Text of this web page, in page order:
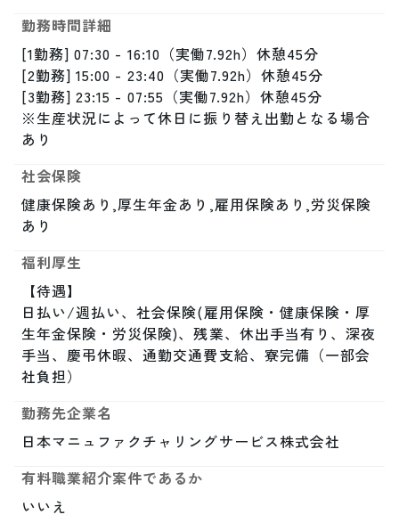
勤務時間詳細
[1勤務] 07:30 - 16:10（実働7.92h）休憩45分
[2勤務] 15:00 - 23:40（実働7.92h）休憩45分
[3勤務] 23:15 - 07:55（実働7.92h）休憩45分
※生産状況によって休日に振り替え出勤となる場合
あり
社会保険
健康保険あり,厚生年金あり,雇用保険あり,労災保険
あり
福利厚生
【待遇】
日払い/週払い、社会保険(雇用保険・健康保険・厚
生年金保険・労災保険)、残業、休出手当有り、深夜
手当、慶弔休暇、通勤交通費支給、寮完備（一部会
社負担）
勤務先企業名
日本マニュファクチャリングサービス株式会社
有料職業紹介案件であるか
いいえ